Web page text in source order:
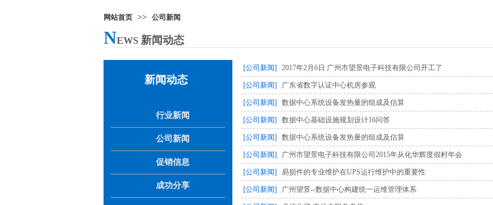
网站首页 >> 公司新闻
NEWS 新闻动态
[公司新闻] 2017年2月6日 广州市望景电子科技有限公司开工了
[公司新闻] 广东省数字认证中心机房参观
[公司新闻] 数据中心系统设备发热量的组成及估算
[公司新闻] 数据中心基础设施规划设计16问答
[公司新闻] 数据中心系统设备发热量的组成及估算
[公司新闻] 广州市望景电子科技有限公司2015年从化华辉度假村年会
[公司新闻] 易损件的专业维护在UPS运行维护中的重要性
[公司新闻] 广州望景--数据中心构建统一运维管理体系
新闻动态
行业新闻
公司新闻
促销信息
成功分享